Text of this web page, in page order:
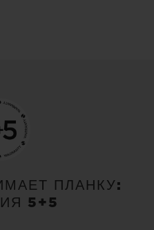
ПЛАНКУ:
5+5